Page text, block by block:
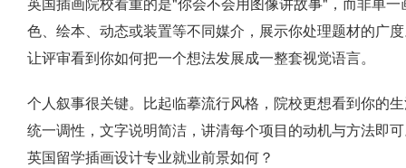
色、绘本、动态或装置等不同媒介，展示你处理题材的广
让评审看到你如何把一个想法发展成一整套视觉语言。
个人叙事很关键。比起临摹流行风格，院校更想看到你的
统一调性，文字说明简洁，讲清每个项目的动机与方法即
英国留学插画设计专业就业前景如何？